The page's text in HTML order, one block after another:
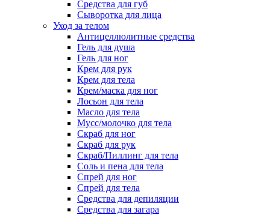
Средства для губ
Сыворотка для лица
Уход за телом
Антицеллюлитные средства
Гель для душа
Гель для ног
Крем для рук
Крем для тела
Крем/маска для ног
Лосьон для тела
Масло для тела
Мусс/молочко для тела
Скраб для ног
Скраб для рук
Скраб/Пиллинг для тела
Соль и пена для тела
Спрей для ног
Спрей для тела
Средства для депиляции
Средства для загара